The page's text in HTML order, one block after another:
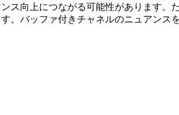
向上につながる可能性があります。
。バッファ付きチャネルのニュアンス